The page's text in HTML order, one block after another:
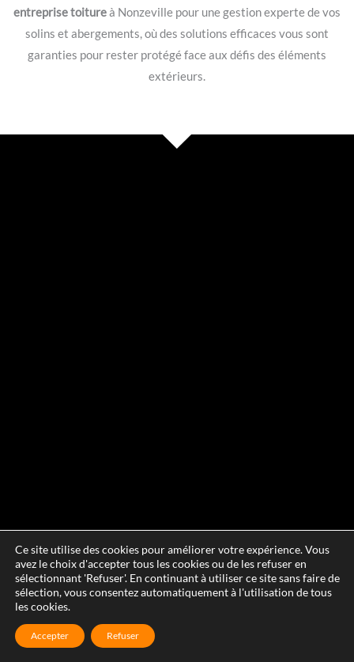
entreprise toitureà Nonzeville pour une gestion experte de vos
solins et abergements, où des solutions efficaces vous sont
garanties pour rester protégé face aux défis des éléments
extérieurs.
Ce site utilise des cookies pour améliorer votre expérience. Vous
avez le choix d'accepter tous les cookies ou de les refuser en
sélectionnant 'Refuser'. En continuant à utiliser ce site sans faire de
sélection, vous consentez automatiquement à l'utilisation de tous
les cookies.
Accepter Refuser